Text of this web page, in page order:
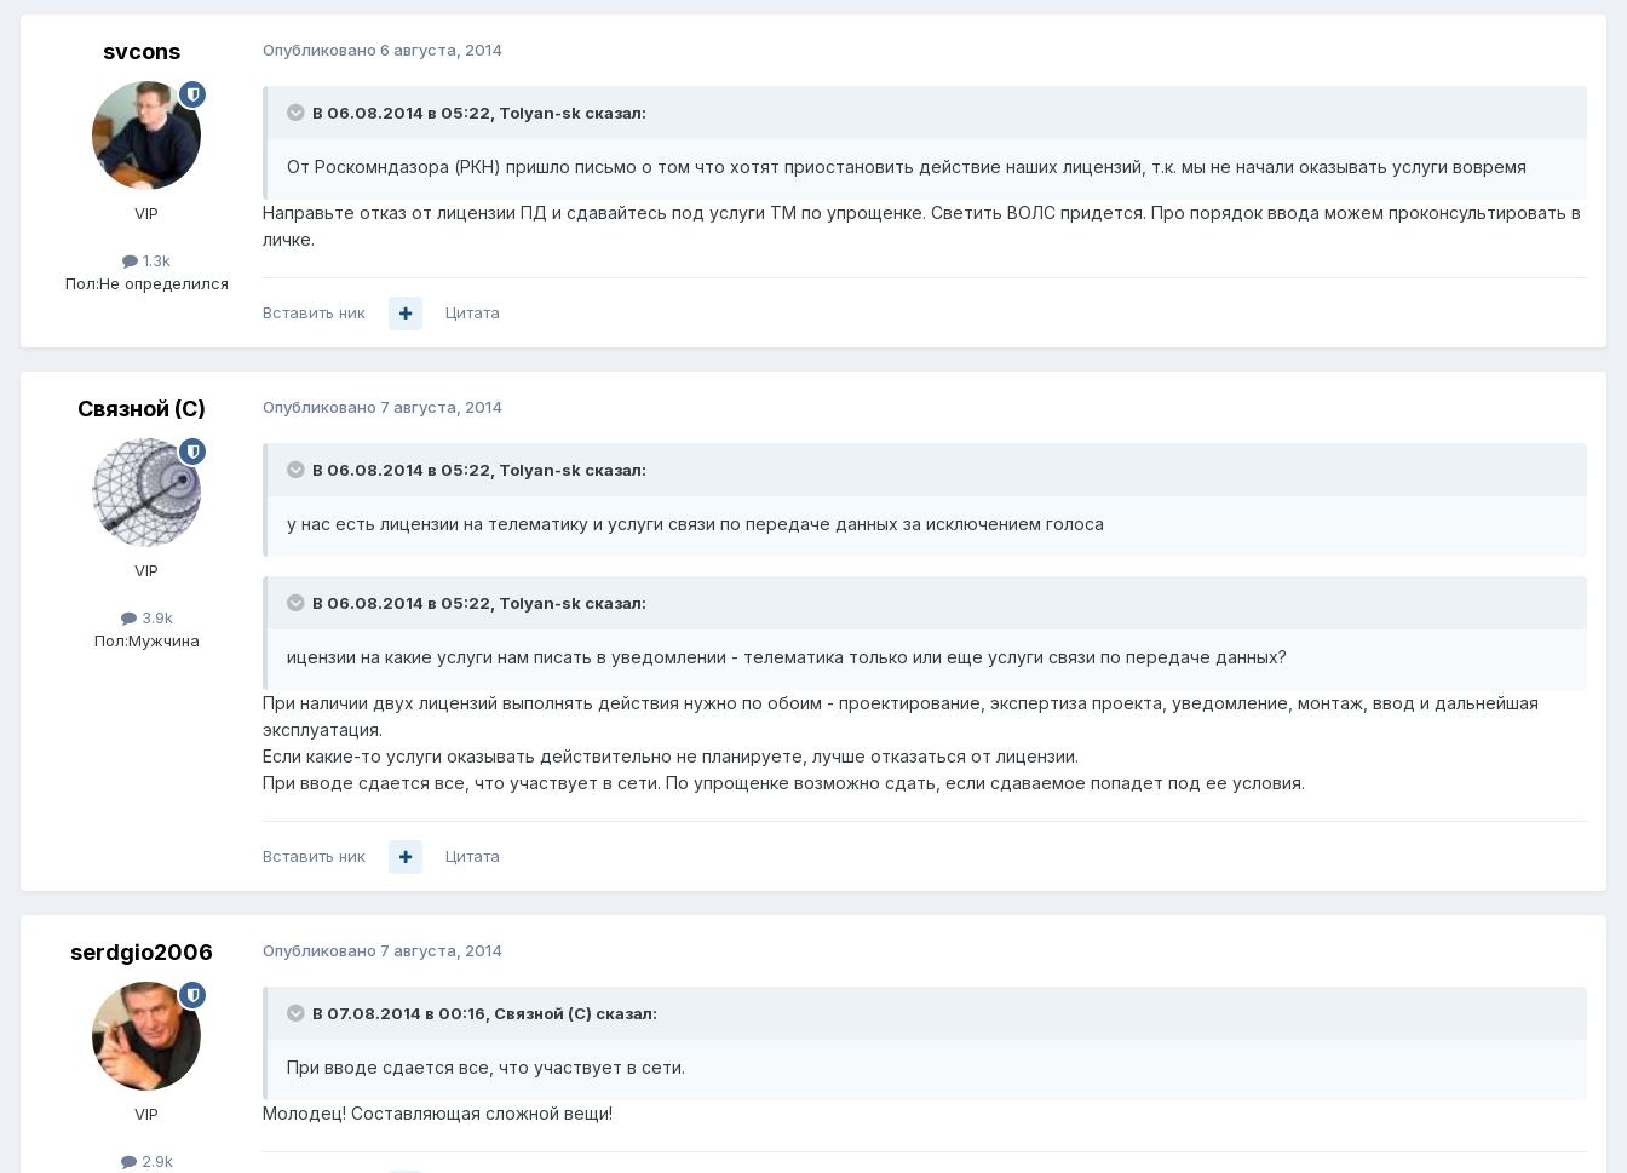
svcons
VIP
1.3k
Пол:Не определился
Опубликовано 6 августа, 2014
В 06.08.2014 в 05:22, Tolyan-sk сказал:
От Роскомндазора (РКН) пришло письмо о том что хотят приостановить действие наших лицензий, т.к. мы не начали оказывать услуги вовремя
Направьте отказ от лицензии ПД и сдавайтесь под услуги ТМ по упрощенке. Светить ВОЛС придется. Про порядок ввода можем проконсультировать в
личке.
Вставить ник Цитата
Связной (С)
VIP
3.9k
Пол:Мужчина
Опубликовано 7 августа, 2014
В 06.08.2014 в 05:22, Tolyan-sk сказал:
у нас есть лицензии на телематику и услуги связи по передаче данных за исключением голоса
В 06.08.2014 в 05:22, Tolyan-sk сказал:
ицензии на какие услуги нам писать в уведомлении - телематика только или еще услуги связи по передаче данных?
При наличии двух лицензий выполнять действия нужно по обоим - проектирование, экспертиза проекта, уведомление, монтаж, ввод и дальнейшая
эксплуатация.
Если какие-то услуги оказывать действительно не планируете, лучше отказаться от лицензии.
При вводе сдается все, что участвует в сети. По упрощенке возможно сдать, если сдаваемое попадет под ее условия.
Вставить ник Цитата
serdgio2006
VIP
2.9k
Опубликовано 7 августа, 2014
В 07.08.2014 в 00:16, Связной (С) сказал:
При вводе сдается все, что участвует в сети.
Молодец! Составляющая сложной вещи!